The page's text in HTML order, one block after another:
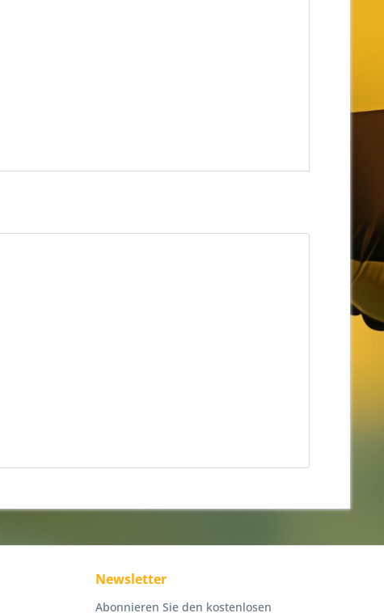
Newsletter
Abonnieren Sie den kostenlosen